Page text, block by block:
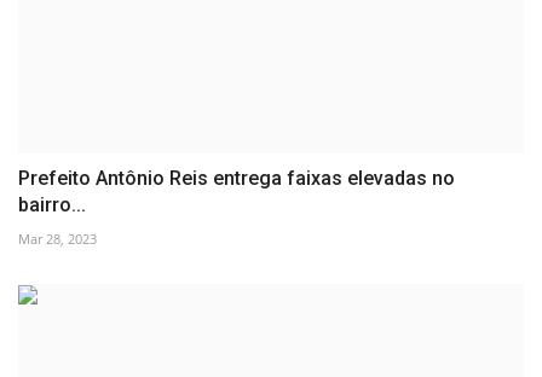
Prefeito Antônio Reis entrega faixas elevadas no
bairro...
Mar 28, 2023